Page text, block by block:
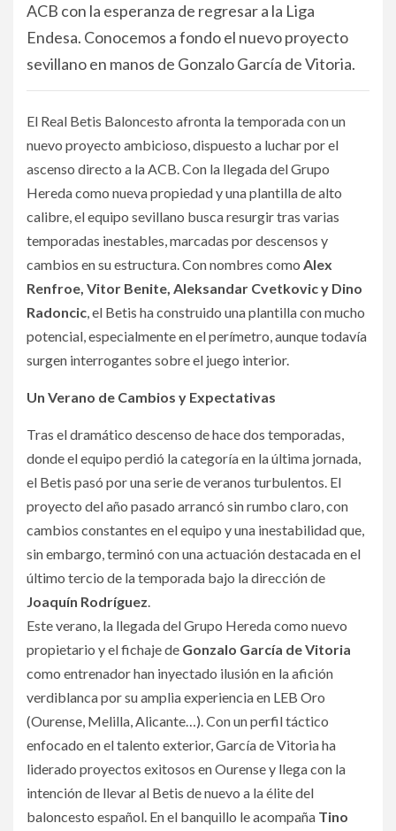
ACB con la esperanza de regresar a la Liga
Endesa. Conocemos a fondo el nuevo proyecto
sevillano en manos de Gonzalo García de Vitoria.
El Real Betis Baloncesto afronta la temporada con un
nuevo proyecto ambicioso, dispuesto a luchar por el
ascenso directo a la ACB. Con la llegada del Grupo
Hereda como nueva propiedad y una plantilla de alto
calibre, el equipo sevillano busca resurgir tras varias
temporadas inestables, marcadas por descensos y
cambios en su estructura. Con nombres como Alex
Renfroe, Vitor Benite, Aleksandar Cvetkovic y Dino
Radoncic, el Betis ha construido una plantilla con mucho
potencial, especialmente en el perímetro, aunque todavía
surgen interrogantes sobre el juego interior.
Un Verano de Cambios y Expectativas
Tras el dramático descenso de hace dos temporadas,
donde el equipo perdió la categoría en la última jornada,
el Betis pasó por una serie de veranos turbulentos. El
proyecto del año pasado arrancó sin rumbo claro, con
cambios constantes en el equipo y una inestabilidad que,
sin embargo, terminó con una actuación destacada en el
último tercio de la temporada bajo la dirección de
Joaquín Rodríguez.
Este verano, la llegada del Grupo Hereda como nuevo
propietario y el fichaje de Gonzalo García de Vitoria
como entrenador han inyectado ilusión en la afición
verdiblanca por su amplia experiencia en LEB Oro
(Ourense, Melilla, Alicante…). Con un perfil táctico
enfocado en el talento exterior, García de Vitoria ha
liderado proyectos exitosos en Ourense y llega con la
intención de llevar al Betis de nuevo a la élite del
baloncesto español. En el banquillo le acompaña Tino